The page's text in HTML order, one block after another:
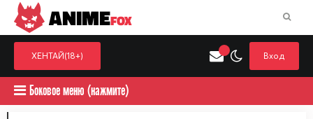
ANIMEFOX
ХЕНТАЙ(18+) Вход
Боковое меню (нажмите)